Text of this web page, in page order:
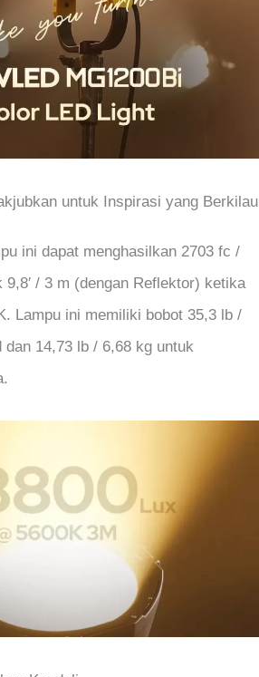
untuk Inspirasi yang Berkilau
ini dapat menghasilkan 2703 fc /
9,8′ / 3 m (dengan Reflektor) ketika
Lampu ini memiliki bobot 35,3 lb /
14,73 lb / 6,68 kg untuk